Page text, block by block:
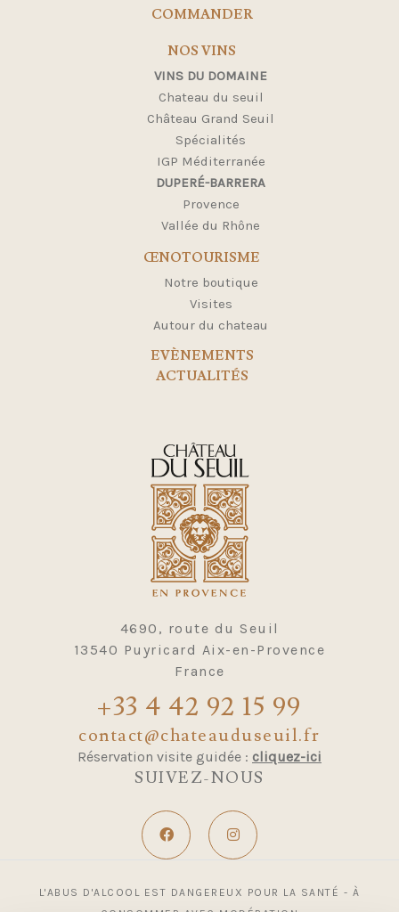
COMMANDER
NOS VINS
VINS DU DOMAINE
Chateau du seuil
Château Grand Seuil
Spécialités
IGP Méditerranée
DUPERÉ-BARRERA
Provence
Vallée du Rhône
ŒNOTOURISME
Notre boutique
Visites
Autour du chateau
EVÈNEMENTS
ACTUALITÉS
4690, route du Seuil
13540 Puyricard Aix-en-Provence
France
+33 4 42 92 15 99
contact@chateauduseuil.fr
Réservation visite guidée : cliquez-ici
SUIVEZ-NOUS
L'ABUS D'ALCOOL EST DANGEREUX POUR LA SANTÉ - À